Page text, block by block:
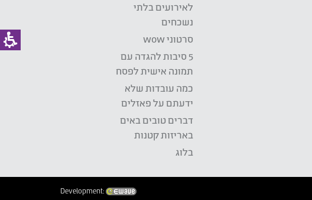
לאירועים בלתי
נשכחים
סרטוני wow
5 סיבות להגדה עם
תמונה אישית לפסח
כמה עובדות שלא
ידעתם על פאזלים
דברים טובים באים
באריזות קטנות
בלוג
Development: